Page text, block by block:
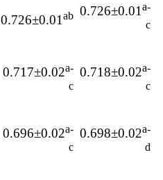
0.726±0.01a-
c
0.726±0.01ab
0.718±0.02a-
c
0.717±0.02a-
c
0.698±0.02a-
d
0.696±0.02a-
c